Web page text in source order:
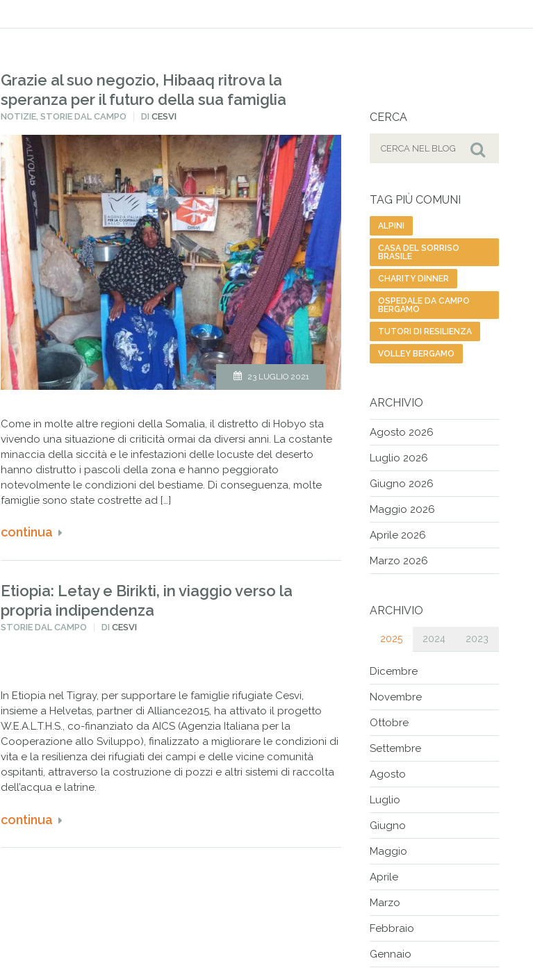
Grazie al suo negozio, Hibaaq ritrova la
speranza per il futuro della sua famiglia
PUBBLICATO
NOTIZIE,STORIE DAL CAMPO DICESVI
23 LUGLIO 2021
Come in molte altre regioni della Somalia, il distretto di Hobyo sta
vivendo una situazione di criticità ormai da diversi anni. La costante
minaccia della siccità e le infestazioni delle locuste del deserto
hanno distrutto i pascoli della zona e hanno peggiorato
notevolmente le condizioni del bestiame. Di conseguenza, molte
famiglie sono state costrette ad […]
continua
Etiopia: Letay e Birikti, in viaggio verso la
propria indipendenza
PUBBLICATO
STORIE DAL CAMPO DICESVI
In Etiopia nel Tigray, per supportare le famiglie rifugiate Cesvi,
insieme a Helvetas, partner di Alliance2015, ha attivato il progetto
W.E.A.L.T.H.S., co-finanziato da AICS (Agenzia Italiana per la
Cooperazione allo Sviluppo), finalizzato a migliorare le condizioni di
vita e la resilienza dei rifugiati dei campi e delle vicine comunità
ospitanti, attraverso la costruzione di pozzi e altri sistemi di raccolta
dell’acqua e latrine.
continua
CERCA
Cerca
TAG PIÙ COMUNI
ALPINI
CASA DEL SORRISO
BRASILE
CHARITY DINNER
OSPEDALE DA CAMPO
BERGAMO
TUTORI DI RESILIENZA
VOLLEY BERGAMO
ARCHIVIO
Agosto 2026
Luglio 2026
Giugno 2026
Maggio 2026
Aprile 2026
Marzo 2026
ARCHIVIO
2025 2024 2023
Dicembre
Novembre
Ottobre
Settembre
Agosto
Luglio
Giugno
Maggio
Aprile
Marzo
Febbraio
Gennaio